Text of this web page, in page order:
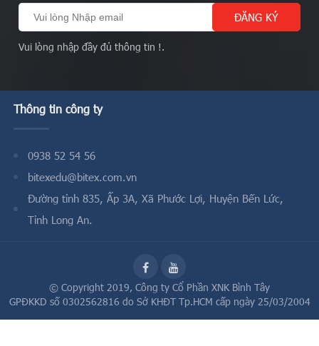
Vui lòng nhập đầy đủ thông tin !.
Thông tin công ty
0938 52 54 56
bitexedu@bitex.com.vn
Đường tỉnh 835, Ấp 3A, Xã Phước Lợi, Huyện Bến Lức,
Tỉnh Long An.
© Copyright 2019, Công ty Cổ Phần XNK Bình Tây
GPĐKKD số 0302562816 do Sở KHĐT Tp.HCM cấp ngày 25/03/2004